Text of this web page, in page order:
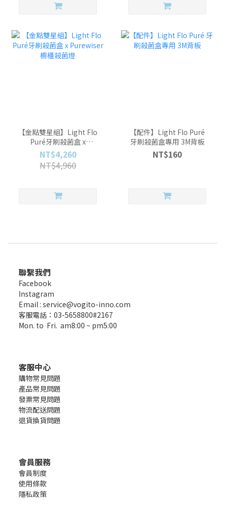
【金點雙星組】Light Flo
Puré牙刷殺菌盒 x
Purewiser櫥櫃殺菌燈
NT$4,260
NT$4,960
【配件】Light Flo Puré
牙刷殺菌盒專用 3M背板
NT$160
聯繫我們
Facebook
Instagram
Email : service@vogito-inno.com
客服電話：03-5658800#2167
Mon. to Fri. am8:00 ~ pm5:00
客服中心
購物常見問題
產品常見問題
發票常見問題
物流配送問題
退貨換貨問題
會員服務
會員制度
使用條款
隱私政策